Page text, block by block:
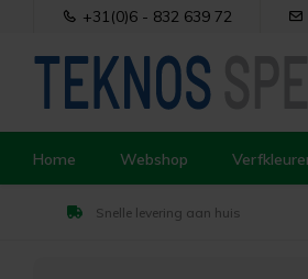
+31(0)6 - 832 639 72
Home Webshop
Snelle levering aan huis